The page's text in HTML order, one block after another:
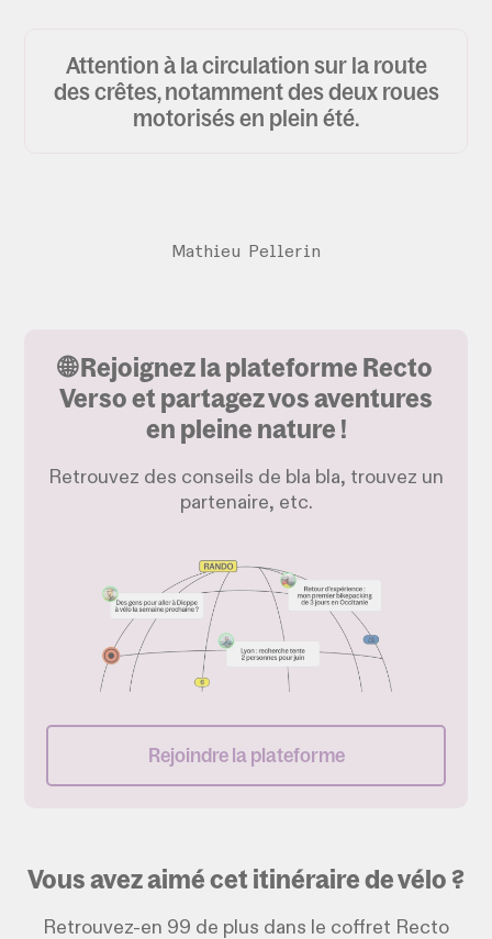
Attention à la circulation sur la route
des crêtes, notamment des deux roues
motorisés en plein été.
Mathieu Pellerin
🌐 Rejoignez la plateforme Recto
Verso et partagez vos aventures
en pleine nature !
Retrouvez des conseils de bla bla, trouvez un
partenaire, etc.
Rejoindre la plateforme
Vous avez aimé cet itinéraire de vélo ?
Retrouvez-en 99 de plus dans le coffret Recto